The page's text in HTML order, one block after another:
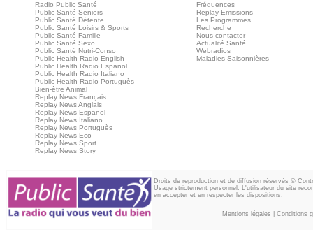
Radio Public Santé
Public Santé Seniors
Public Santé Détente
Public Santé Loisirs & Sports
Public Santé Famille
Public Santé Sexo
Public Santé Nutri-Conso
Public Health Radio English
Public Health Radio Espanol
Public Health Radio Italiano
Public Health Radio Portuguès
Bien-être Animal
Replay News Français
Replay News Anglais
Replay News Espanol
Replay News Italiano
Replay News Portuguès
Replay News Eco
Replay News Sport
Replay News Story
Fréquences
Replay Emissions
Les Programmes
Recherche
Nous contacter
Actualité Santé
Webradios
Maladies Saisonnières
Droits de reproduction et de diffusion réservés ©
Usage strictement personnel. L'utilisateur du site
en accepter et en respecter les dispositions.
Mentions légales Conditions